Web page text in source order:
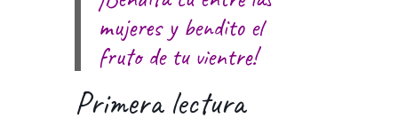
mujeres y bendito el
fruto de tu vientre!
Primera lectura